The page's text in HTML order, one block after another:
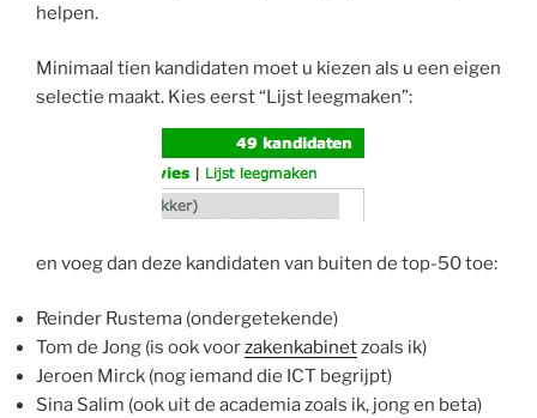
helpen.
Minimaal tien kandidaten moet u kiezen als u een eigen
selectie maakt. Kies eerst “Lijst leegmaken”:
en voeg dan deze kandidaten van buiten de top-50 toe:
Reinder Rustema (ondergetekende)
Tom de Jong (is ook voorzakenkabinetzoals ik)
Jeroen Mirck (nog iemand die ICT begrijpt)
Sina Salim (ook uit de academia zoals ik, jong en beta)